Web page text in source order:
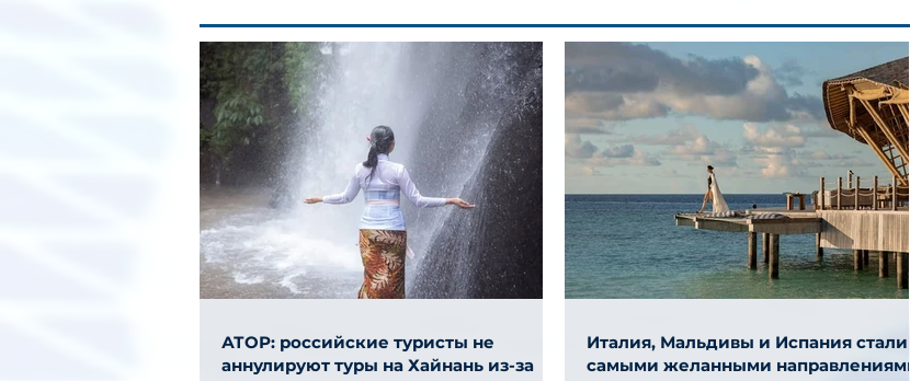
АТОР: российские туристы не
аннулируют туры на Хайнань из-за
Италия, Мальдивы и Испания стали
самыми желанными направлениями